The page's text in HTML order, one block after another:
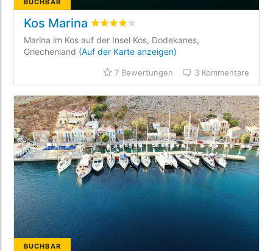
BUCHBAR
Kos Marina bewertet4.2
Marina im Kos auf der Insel Kos, Dodekanes,
Griechenland (Auf der Karte anzeigen)
7 Bewertungen 3 Kommentare
BUCHBAR